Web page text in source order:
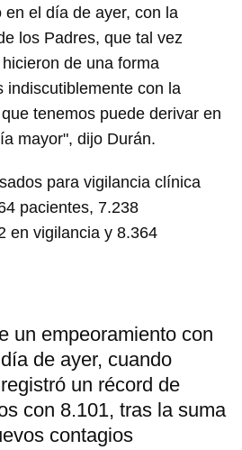
en el día de ayer, con la
los Padres, que tal vez
de una forma
indiscutiblemente con la
tenemos puede derivar en
mayor", dijo Durán.
para vigilancia clínica
pacientes, 7.238
en vigilancia y 8.364
un empeoramiento con
de ayer, cuando
un récord de
con 8.101, tras la suma
contagios